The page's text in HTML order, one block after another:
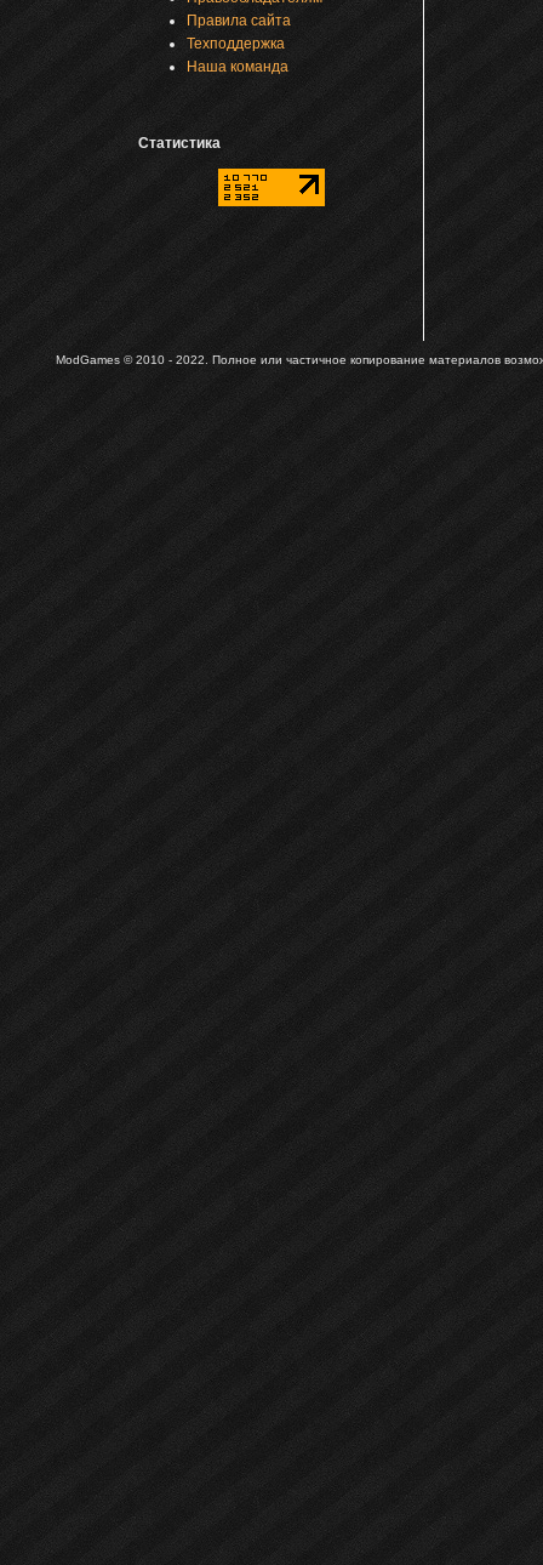
Правила сайта
Техподдержка
Наша команда
Статистика
ModGames © 2010 - 2022. Полное или частичное копирование материалов